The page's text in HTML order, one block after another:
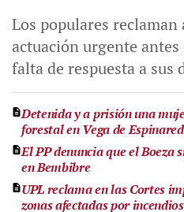
Los populares
actuación urgente
falta de respuesta a sus
Detenida y a prisión una
forestal en Vega de
El PP denuncia que el Boeza
en Bembibre
UPL reclama en las Cortes
zonas afectadas por incendios